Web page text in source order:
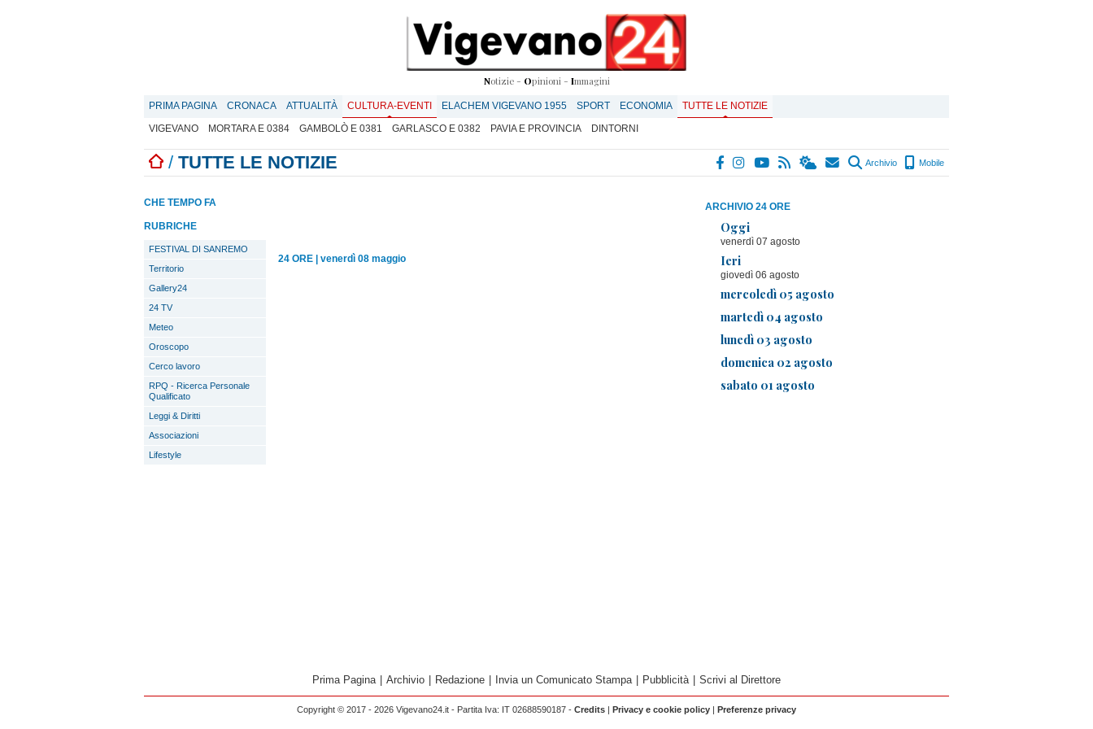
Notizie - Opinioni - Immagini
PRIMA PAGINA CRONACA ATTUALITÀ CULTURA-EVENTI ELACHEM VIGEVANO 1955 SPORT ECONOMIA
TUTTE LE NOTIZIE
VIGEVANO
MORTARA E 0384 GAMBOLÒ E 0381 GARLASCO E 0382 PAVIA E PROVINCIA DINTORNI
/ TUTTE LE NOTIZIE Archivio Mobile
ARCHIVIO 24 ORE
Oggi
venerdì 07 agosto
Ieri
giovedì 06 agosto
mercoledì 05 agosto
martedì 04 agosto
lunedì 03 agosto
domenica 02 agosto
sabato 01 agosto
CHE TEMPO FA
RUBRICHE
FESTIVAL DI SANREMO
Territorio
Gallery24
24 TV
Meteo
Oroscopo
Cerco lavoro
RPQ - Ricerca Personale
Qualificato
Leggi & Diritti
Associazioni
Lifestyle
24 ORE venerdì 08 maggio
Prima Pagina Archivio Redazione Invia un Comunicato Stampa Pubblicità Scrivi al Direttore
Copyright © 2017 - 2026 Vigevano24.it - Partita Iva: IT 02688590187 - Credits | Privacy e cookie policy | Preferenze privacy